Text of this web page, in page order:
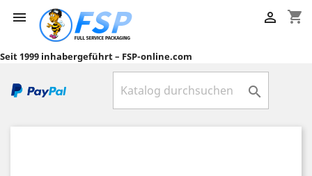
 shopping_cart

Seit 1999 inhabergeführt – FSP-online.com
